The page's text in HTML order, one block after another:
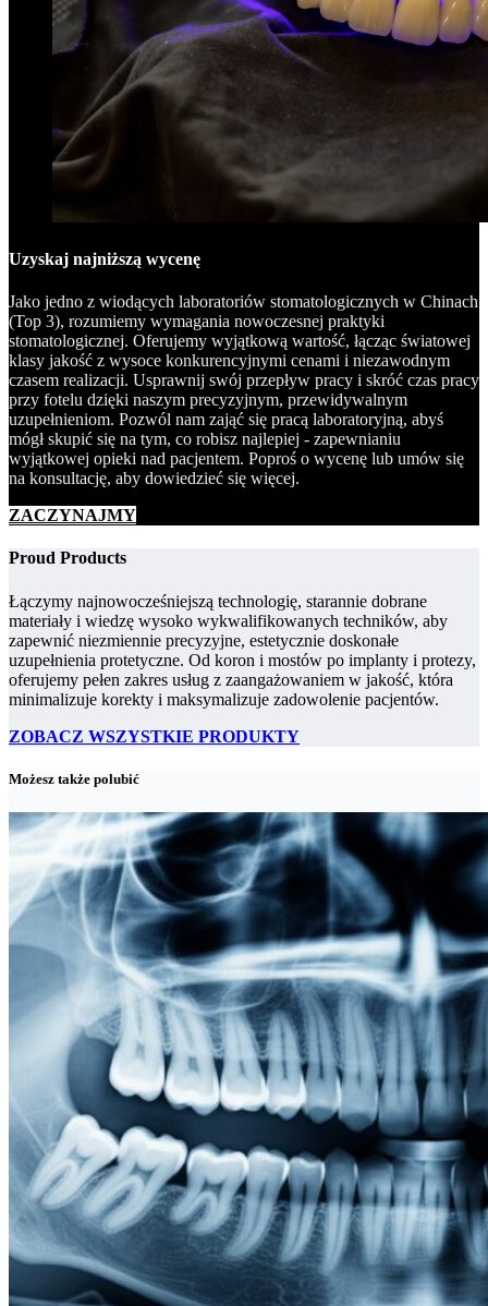
Uzyskaj najniższą wycenę
Jako jedno z wiodących laboratoriów stomatologicznych w Chinach
(Top 3), rozumiemy wymagania nowoczesnej praktyki
stomatologicznej. Oferujemy wyjątkową wartość, łącząc światowej
klasy jakość z wysoce konkurencyjnymi cenami i niezawodnym
czasem realizacji. Usprawnij swój przepływ pracy i skróć czas pracy
przy fotelu dzięki naszym precyzyjnym, przewidywalnym
uzupełnieniom. Pozwól nam zająć się pracą laboratoryjną, abyś
mógł skupić się na tym, co robisz najlepiej - zapewnianiu
wyjątkowej opieki nad pacjentem. Poproś o wycenę lub umów się
na konsultację, aby dowiedzieć się więcej.
ZACZYNAJMY
Proud Products
Łączymy najnowocześniejszą technologię, starannie dobrane
materiały i wiedzę wysoko wykwalifikowanych techników, aby
zapewnić niezmiennie precyzyjne, estetycznie doskonałe
uzupełnienia protetyczne. Od koron i mostów po implanty i protezy,
oferujemy pełen zakres usług z zaangażowaniem w jakość, która
minimalizuje korekty i maksymalizuje zadowolenie pacjentów.
ZOBACZ WSZYSTKIE PRODUKTY
Możesz także polubić